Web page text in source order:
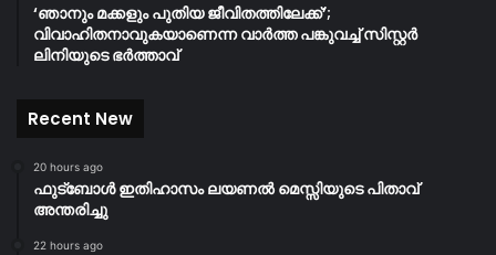
‘ഞാനും മക്കളും പുതിയ ജീവിതത്തിലേക്ക്’;
വിവാഹിതനാവുകയാണെന്ന വാർത്ത പങ്കുവച്ച് സിസ്റ്റർ
ലിനിയുടെ ഭർത്താവ്
Recent New
20 hours ago
ഫുട്ബോൾ ഇതിഹാസം ലയണൽ മെസ്സിയുടെ പിതാവ്
അന്തരിച്ചു
22 hours ago